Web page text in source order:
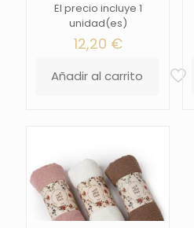
El precio incluye 1
unidad(es)
12,20 €
Añadir al carrito